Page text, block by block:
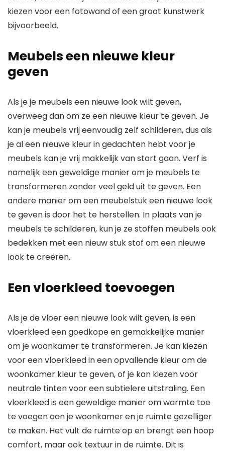
kiezen voor een fotowand of een groot kunstwerk
bijvoorbeeld.
Meubels een nieuwe kleur
geven
Als je je meubels een nieuwe look wilt geven,
overweeg dan om ze een nieuwe kleur te geven. Je
kan je meubels vrij eenvoudig zelf schilderen, dus als
je al een nieuwe kleur in gedachten hebt voor je
meubels kan je vrij makkelijk van start gaan. Verf is
namelijk een geweldige manier om je meubels te
transformeren zonder veel geld uit te geven. Een
andere manier om een meubelstuk een nieuwe look
te geven is door het te herstellen. In plaats van je
meubels te schilderen, kun je ze stoffen meubels ook
bedekken met een nieuw stuk stof om een nieuwe
look te creëren.
Een vloerkleed toevoegen
Als je de vloer een nieuwe look wilt geven, is een
vloerkleed een goedkope en gemakkelijke manier
om je woonkamer te transformeren. Je kan kiezen
voor een vloerkleed in een opvallende kleur om de
woonkamer kleur te geven, of je kan kiezen voor
neutrale tinten voor een subtielere uitstraling. Een
vloerkleed is een geweldige manier om warmte toe
te voegen aan je woonkamer en je ruimte gezelliger
te maken. Het vult de ruimte op en brengt een hoop
comfort, maar ook textuur in de ruimte. Dit is